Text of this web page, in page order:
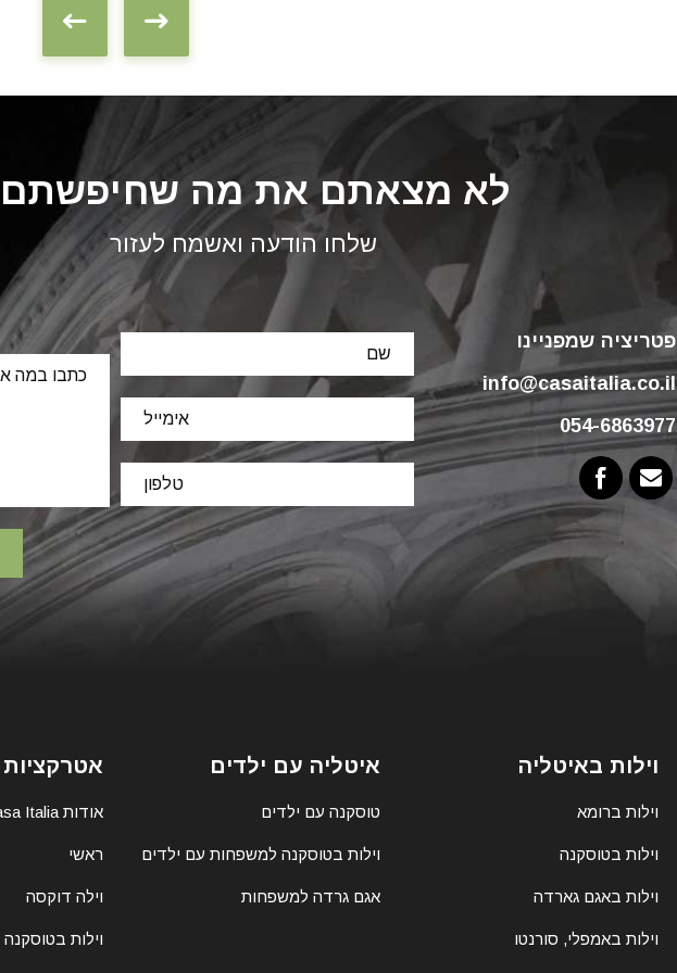
לא מצאתם את מה
שלחו הודעה ואשמח לעזור
פטריציה שמפניינו
info@casaitalia.co.il
054-6863977
וילות באיטליה
וילות ברומא
וילות בטוסקנה
וילות באגם גארדה
וילות באמפלי, סורנטו
איטליה עם ילדים
טוסקנה עם ילדים
וילות בטוסקנה למשפחות עם ילדים
אגם גרדה למשפחות
אודות Casa Italia
ראשי
וילה דוקסה
וילות בטוסקנה